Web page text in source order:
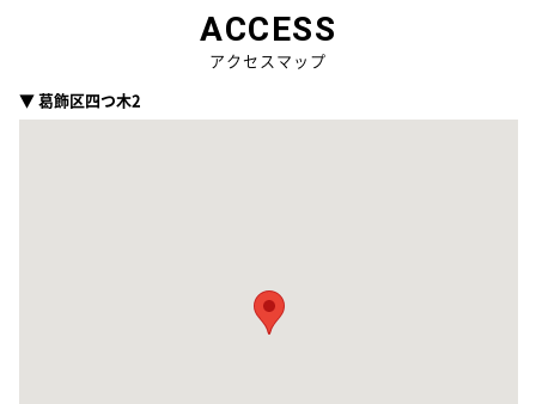
ACCESS
アクセスマップ
▼ 葛飾区四つ木2